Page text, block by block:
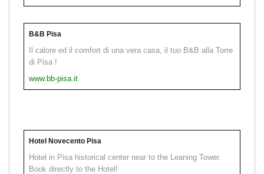
B&B Pisa
Il calore ed il comfort di una vera casa, il tuo B&B alla Torre
di Pisa !
www.bb-pisa.it
Hotel Novecento Pisa
Hotel in Pisa historical center near to the Leaning Tower.
Book directly to the Hotel!